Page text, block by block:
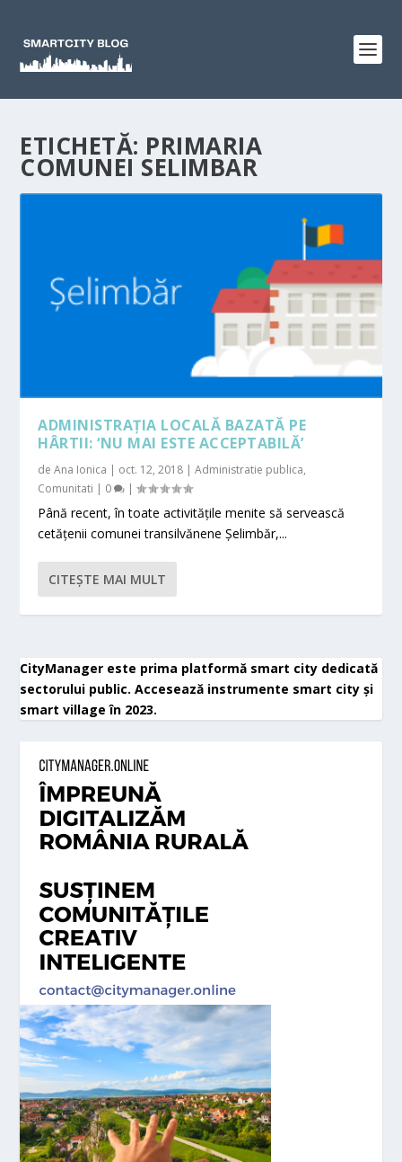
ETICHETĂ: PRIMARIA
COMUNEI SELIMBAR
ADMINISTRAȚIA LOCALĂ BAZATĂ PE
HÂRTII: ‘NU MAI ESTE ACCEPTABILĂ’
deAna Ionica | oct. 12, 2018 |Administratie publica,
Comunitati | 0 |
Până recent, în toate activitățile menite să servească
cetățenii comunei transilvănene Șelimbăr,...
CITEŞTE MAI MULT
CityManager este prima platformă smart city dedicată
sectorului public. Accesează instrumente smart city și
smart village în 2023.